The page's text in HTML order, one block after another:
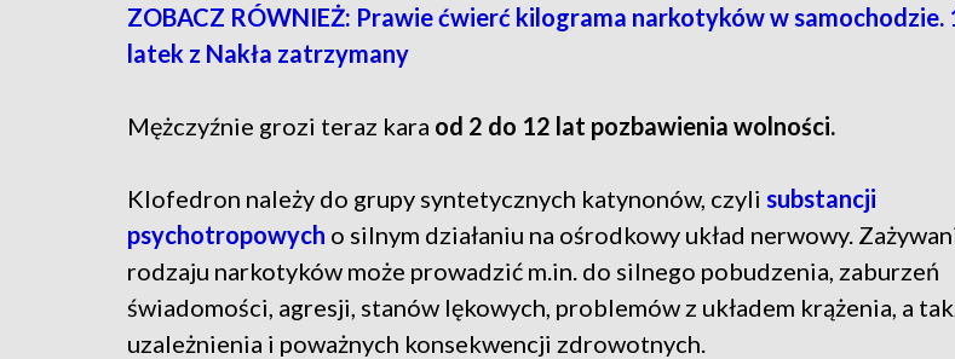
ZOBACZ RÓWNIEŻ: Prawie ćwierć kilograma narkotyków w samochodzie.
latek z Nakła zatrzymany
Mężczyźnie grozi teraz kara od 2 do 12 lat pozbawienia wolności.
Klofedron należy do grupy syntetycznych katynonów, czyli substancji
psychotropowych o silnym działaniu na ośrodkowy układ nerwowy.
rodzaju narkotyków może prowadzić m.in. do silnego pobudzenia, zaburzeń
świadomości, agresji, stanów lękowych, problemów z układem krążenia, a
uzależnienia i poważnych konsekwencji zdrowotnych.